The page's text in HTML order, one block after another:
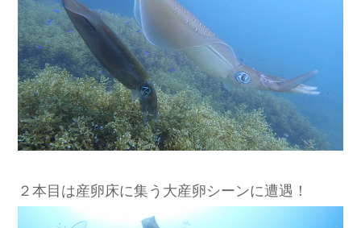
２本目は産卵床に集う大産卵シーンに遭遇！